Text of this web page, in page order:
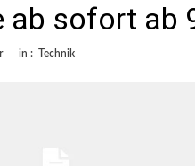
ab sofort ab
in : Technik